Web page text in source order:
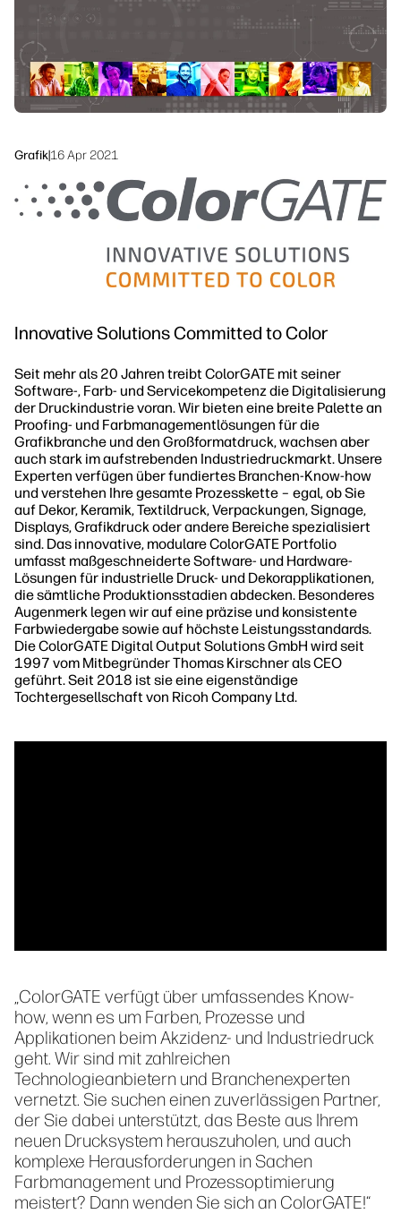
Nachhaltigkeit
Grafik|16 Apr 2021
Innovative Solutions Committed to Color
Seit mehr als 20 Jahren treibt ColorGATE mit seiner
Software-, Farb- und Servicekompetenz die Digitalisierung
der Druckindustrie voran. Wir bieten eine breite Palette an
Proofing- und Farbmanagementlösungen für die
Grafikbranche und den Großformatdruck, wachsen aber
auch stark im aufstrebenden Industriedruckmarkt. Unsere
Experten verfügen über fundiertes Branchen-Know-how
und verstehen Ihre gesamte Prozesskette – egal, ob Sie
auf Dekor, Keramik, Textildruck, Verpackungen, Signage,
Displays, Grafikdruck oder andere Bereiche spezialisiert
sind. Das innovative, modulare ColorGATE Portfolio
umfasst maßgeschneiderte Software- und Hardware-
Lösungen für industrielle Druck- und Dekorapplikationen,
die sämtliche Produktionsstadien abdecken. Besonderes
Augenmerk legen wir auf eine präzise und konsistente
Farbwiedergabe sowie auf höchste Leistungsstandards.
Die ColorGATE Digital Output Solutions GmbH wird seit
1997 vom Mitbegründer Thomas Kirschner als CEO
geführt. Seit 2018 ist sie eine eigenständige
Tochtergesellschaft von Ricoh Company Ltd.
„ColorGATE verfügt über umfassendes Know-
how, wenn es um Farben, Prozesse und
Applikationen beim Akzidenz- und Industriedruck
geht. Wir sind mit zahlreichen
Technologieanbietern und Branchenexperten
vernetzt. Sie suchen einen zuverlässigen Partner,
der Sie dabei unterstützt, das Beste aus Ihrem
neuen Drucksystem herauszuholen, und auch
komplexe Herausforderungen in Sachen
Farbmanagement und Prozessoptimierung
meistert? Dann wenden Sie sich an ColorGATE!“